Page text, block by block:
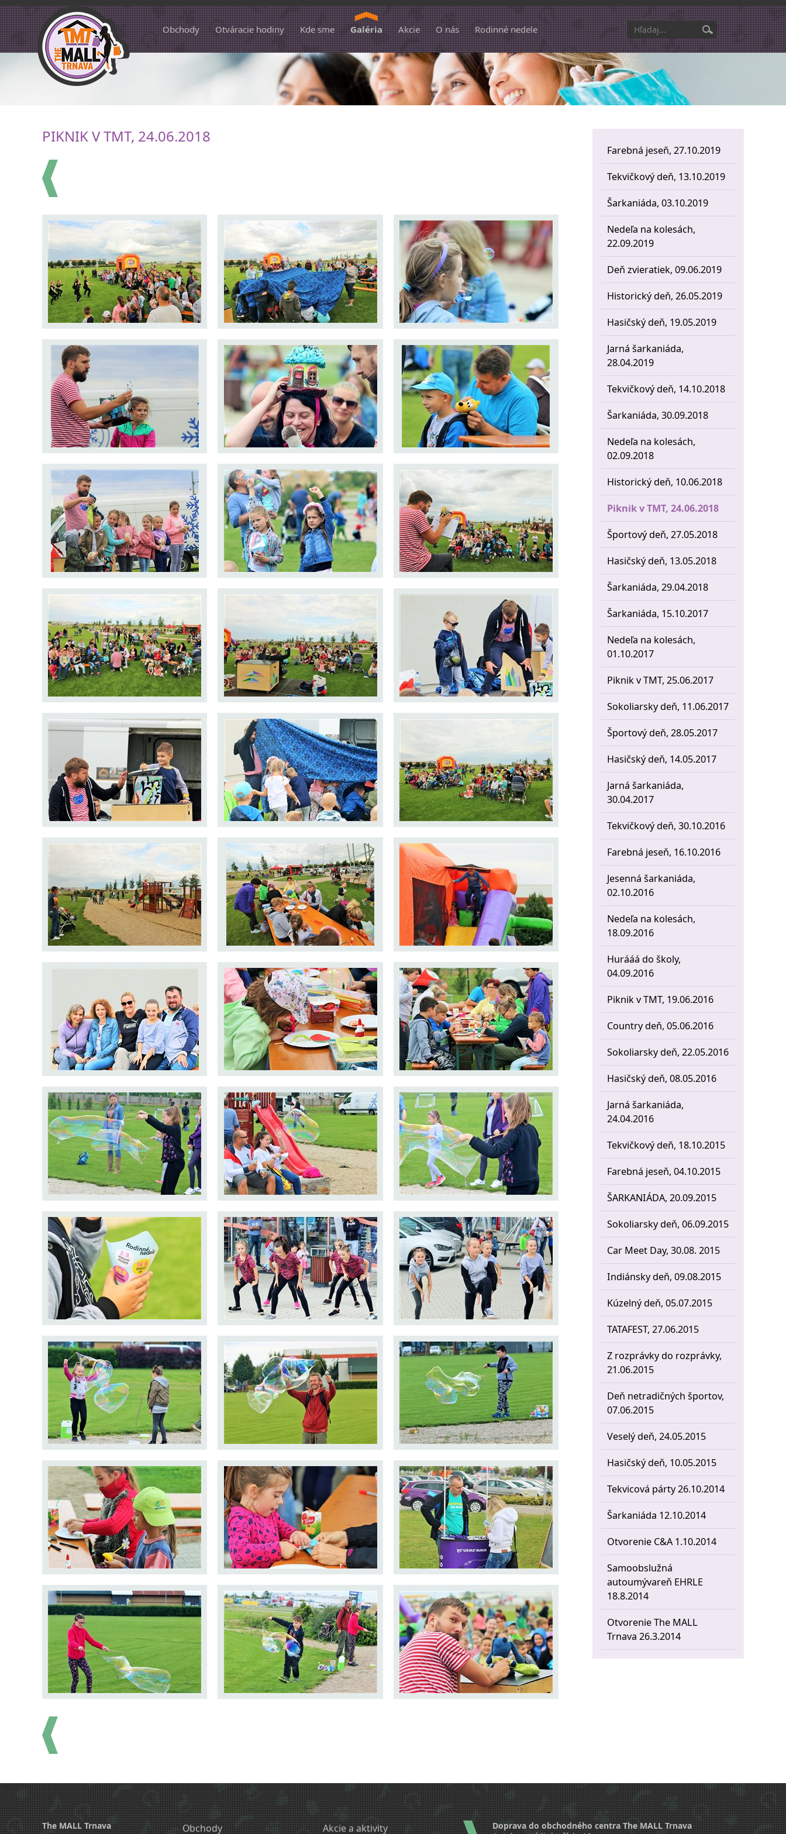
Obchody Otváracie hodiny Kde sme Galéria Akcie O nás Rodinné nedele
PIKNIK V TMT, 24.06.2018
Farebná jeseň, 27.10.2019
Tekvičkový deň, 13.10.2019
Šarkaniáda, 03.10.2019
Nedeľa na kolesách,
22.09.2019
Deň zvieratiek, 09.06.2019
Historický deň, 26.05.2019
Hasičský deň, 19.05.2019
Jarná šarkaniáda,
28.04.2019
Tekvičkový deň, 14.10.2018
Šarkaniáda, 30.09.2018
Nedeľa na kolesách,
02.09.2018
Historický deň, 10.06.2018
Piknik v TMT, 24.06.2018
Športový deň, 27.05.2018
Hasičský deň, 13.05.2018
Šarkaniáda, 29.04.2018
Šarkaniáda, 15.10.2017
Nedeľa na kolesách,
01.10.2017
Piknik v TMT, 25.06.2017
Sokoliarsky deň, 11.06.2017
Športový deň, 28.05.2017
Hasičský deň, 14.05.2017
Jarná šarkaniáda,
30.04.2017
Tekvičkový deň, 30.10.2016
Farebná jeseň, 16.10.2016
Jesenná šarkaniáda,
02.10.2016
Nedeľa na kolesách,
18.09.2016
Hurááá do školy,
04.09.2016
Piknik v TMT, 19.06.2016
Country deň, 05.06.2016
Sokoliarsky deň, 22.05.2016
Hasičský deň, 08.05.2016
Jarná šarkaniáda,
24.04.2016
Tekvičkový deň, 18.10.2015
Farebná jeseň, 04.10.2015
ŠARKANIÁDA, 20.09.2015
Sokoliarsky deň, 06.09.2015
Car Meet Day, 30.08. 2015
Indiánsky deň, 09.08.2015
Kúzelný deň, 05.07.2015
TATAFEST, 27.06.2015
Z rozprávky do rozprávky,
21.06.2015
Deň netradičných športov,
07.06.2015
Veselý deň, 24.05.2015
Hasičský deň, 10.05.2015
Tekvicová párty 26.10.2014
Šarkaniáda 12.10.2014
Otvorenie C&A 1.10.2014
Samoobslužná
autoumývareň EHRLE
18.8.2014
Otvorenie The MALL
Trnava 26.3.2014
The MALL Trnava Obchody Akcie a aktivity
Doprava do obchodného centra The MALL Trnava